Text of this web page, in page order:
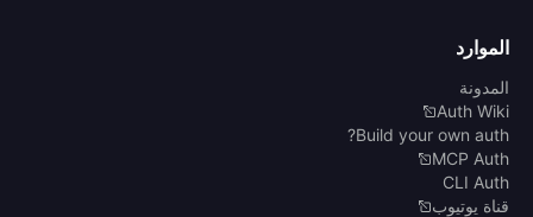
الموارد
المدونة
Auth Wiki
Build your own auth?
MCP Auth
CLI Auth
قناة يوتيوب